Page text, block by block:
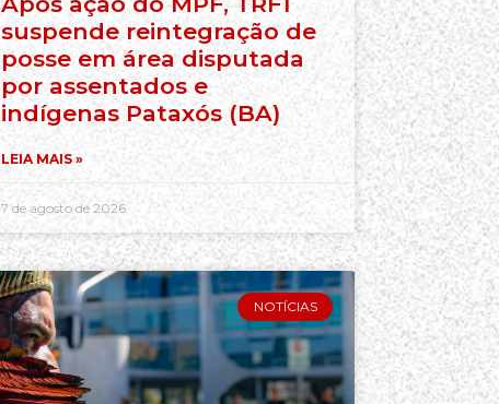
suspende reintegração de
posse em área disputada
por assentados e
indígenas Pataxós (BA)
LEIA MAIS »
7 de agosto de 2026
NOTÍCIAS